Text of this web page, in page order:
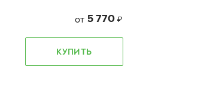
от 5 770 ₽
КУПИТЬ